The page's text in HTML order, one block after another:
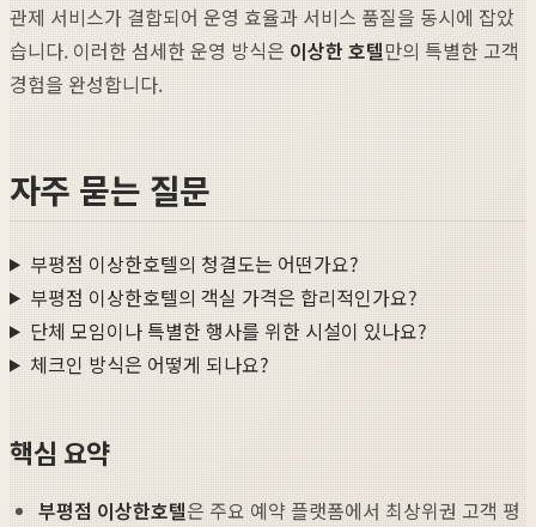
관제 서비스가 결합되어 운영 효율과 서비스 품질을 동시에 잡았
습니다. 이러한 섬세한 운영 방식은 이상한 호텔만의 특별한 고객
경험을 완성합니다.
자주 묻는 질문
부평점 이상한호텔의 청결도는 어떤가요?
부평점 이상한호텔의 객실 가격은 합리적인가요?
단체 모임이나 특별한 행사를 위한 시설이 있나요?
체크인 방식은 어떻게 되나요?
핵심 요약
부평점 이상한호텔은 주요 예약 플랫폼에서 최상위권 고객 평